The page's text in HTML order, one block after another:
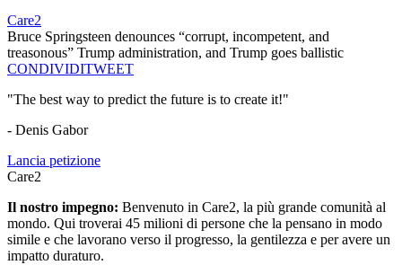
Care2
Bruce Springsteen denounces “corrupt, incompetent, and
treasonous” Trump administration, and Trump goes ballistic
CONDIVIDITWEET
"The best way to predict the future is to create it!"
- Denis Gabor
Lancia petizione
Care2
Il nostro impegno: Benvenuto in Care2, la più grande comunità al
mondo. Qui troverai 45 milioni di persone che la pensano in modo
simile e che lavorano verso il progresso, la gentilezza e per avere un
impatto duraturo.